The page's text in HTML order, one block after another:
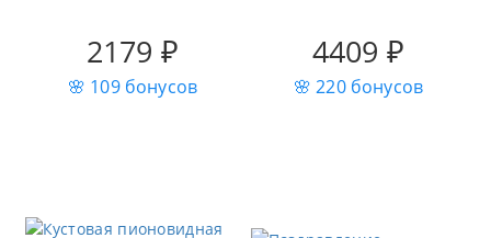
2179 ₽
🌸 109 бонусов
4409 ₽
🌸 220 бонусов